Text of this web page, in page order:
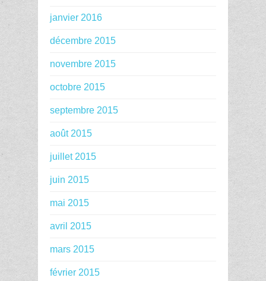
janvier 2016
décembre 2015
novembre 2015
octobre 2015
septembre 2015
août 2015
juillet 2015
juin 2015
mai 2015
avril 2015
mars 2015
février 2015